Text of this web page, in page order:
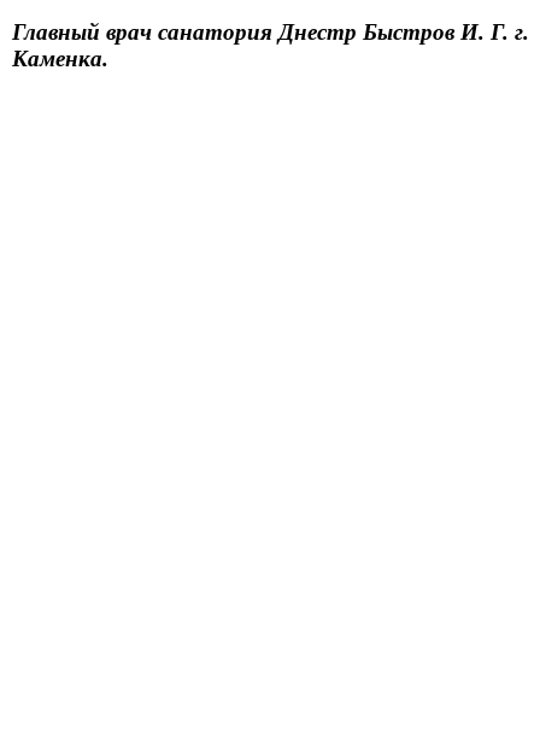
Главный врач санатория Днестр Быстров И. Г. г.
Каменка.